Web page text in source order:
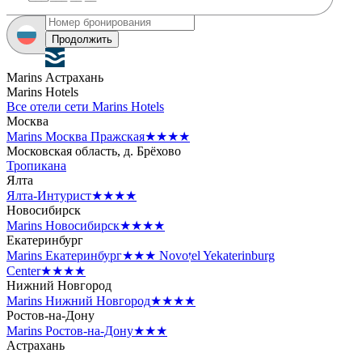
Продолжить
Marins Астрахань
Marins Hotels
Все отели сети Marins Hotels
Москва
Marins Москва Пражская★★★★
Московская область, д. Брёхово
Тропикана
Ялта
Ялта-Интурист★★★★
Новосибирск
Marins Новосибирск★★★★
Екатеринбург
Marins Екатеринбург★★★ Novotel Yekaterinburg
Center★★★★
Нижний Новгород
Marins Нижний Новгород★★★★
Ростов-на-Дону
Marins Ростов-на-Дону★★★
Астрахань